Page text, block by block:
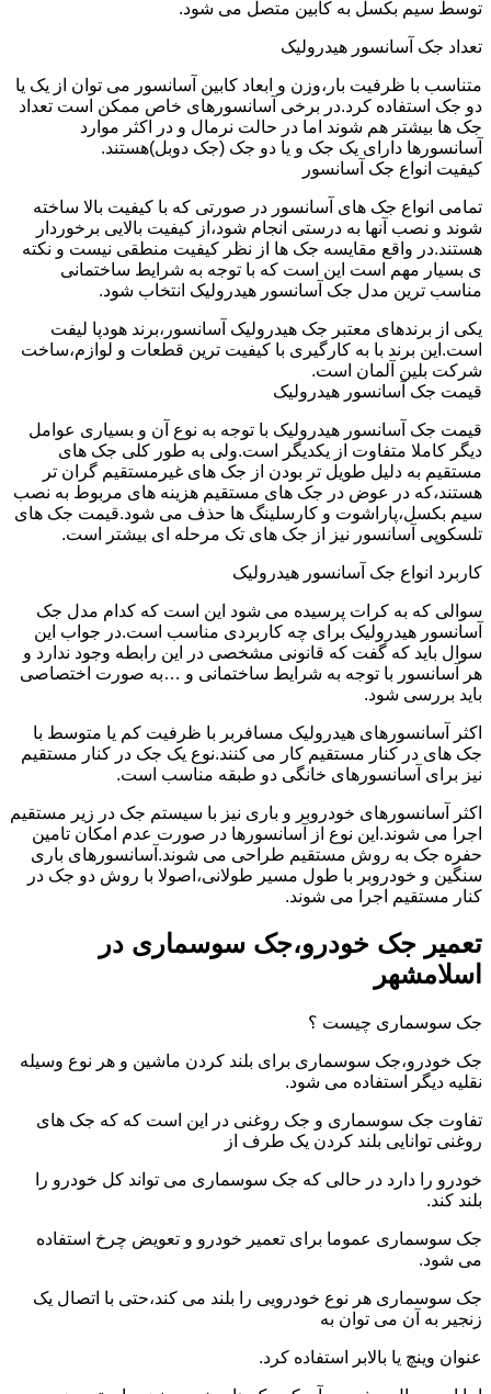
توسط سیم بکسل به کابین متصل می شود.
تعداد جک آسانسور هیدرولیک
متناسب با ظرفیت بار،وزن و ابعاد کابین آسانسور می توان از یک یا
دو جک استفاده کرد.در برخی آسانسورهای خاص ممکن است تعداد
جک ها بیشتر هم شوند اما در حالت نرمال و در اکثر موارد
آسانسورها دارای یک جک و یا دو جک (جک دوبل)هستند.
کیفیت انواع جک آسانسور
تمامی انواع جک های آسانسور در صورتی که با کیفیت بالا ساخته
شوند و نصب آنها به درستی انجام شود،از کیفیت بالایی برخوردار
هستند.در واقع مقایسه جک ها از نظر کیفیت منطقی نیست و نکته
ی بسیار مهم است این است که با توجه به شرایط ساختمانی
مناسب ترین مدل جک آسانسور هیدرولیک انتخاب شود.
یکی از برندهای معتبر جک هیدرولیک آسانسور،برند هودپا لیفت
است.این برند با به کارگیری با کیفیت ترین قطعات و لوازم،ساخت
شرکت بلین آلمان است.
قیمت جک آسانسور هیدرولیک
قیمت جک آسانسور هیدرولیک با توجه به نوع آن و بسیاری عوامل
دیگر کاملا متفاوت از یکدیگر است.ولی به طور کلی جک های
مستقیم به دلیل طویل تر بودن از جک های غیرمستقیم گران تر
هستند،که در عوض در جک های مستقیم هزینه های مربوط به نصب
سیم بکسل،پاراشوت و کارسلینگ ها حذف می شود.قیمت جک های
تلسکوپی آسانسور نیز از جک های تک مرحله ای بیشتر است.
کاربرد انواع جک آسانسور هیدرولیک
سوالی که به کرات پرسیده می شود این است که کدام مدل جک
آسانسور هیدرولیک برای چه کاربردی مناسب است.در جواب این
سوال باید که گفت که قانونی مشخصی در این رابطه وجود ندارد و
هر آسانسور با توجه به شرایط ساختمانی و …به صورت اختصاصی
باید بررسی شود.
اکثر آسانسورهای هیدرولیک مسافربر با ظرفیت کم یا متوسط با
جک های در کنار مستقیم کار می کنند.نوع یک جک در کنار مستقیم
نیز برای آسانسورهای خانگی دو طبقه مناسب است.
اکثر آسانسورهای خودروبر و باری نیز با سیستم جک در زیر مستقیم
اجرا می شوند.این نوع از آسانسورها در صورت عدم امکان تامین
حفره جک به روش مستقیم طراحی می شوند.آسانسورهای باری
سنگین و خودروبر با طول مسیر طولانی،اصولا با روش دو جک در
کنار مستقیم اجرا می شوند.
تعمیر جک خودرو،جک سوسماری در
اسلامشهر
جک سوسماری چیست ؟
جک خودرو،جک سوسماری برای بلند کردن ماشین و هر نوع وسیله
نقلیه دیگر استفاده می شود.
تفاوت جک سوسماری و جک روغنی در این است که که جک های
روغنی توانایی بلند کردن یک طرف از
خودرو را دارد در حالی که جک سوسماری می تواند کل خودرو را
بلند کند.
جک سوسماری عموما برای تعمیر خودرو و تعویض چرخ استفاده
می شود.
جک سوسماری هر نوع خودرویی را بلند می کند،حتی با اتصال یک
زنجیر به آن می توان به
عنوان وینچ یا بالابر استفاده کرد.